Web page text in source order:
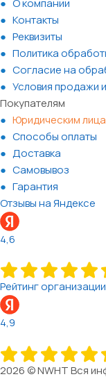
Контакты
Реквизиты
Политика
Согласие на
Условия продажи
Покупателям
Юридическим
Способы оплаты
Доставка
Самовывоз
Гарантия
Отзывы на Яндексе
4,6
Рейтинг
4,9
2026 © NWHT Вся